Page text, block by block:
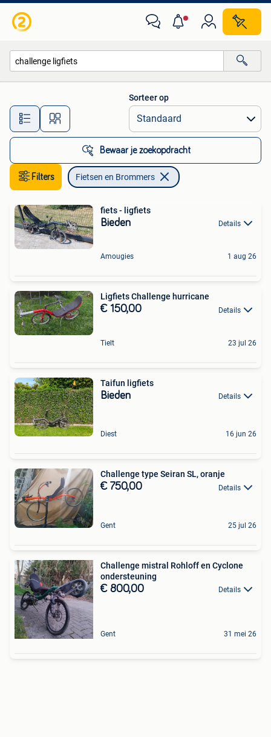
Alle afstanden…
Sorteer op
Bewaar je zoekopdracht
Filters Fietsen en Brommers
fiets - ligfiets
Bieden Details
Amougies 1 aug 26
Ligfiets Challenge hurricane
€ 150,00 Details
Tielt 23 jul 26
Taifun ligfiets
Bieden Details
Diest 16 jun 26
Challenge type Seiran SL, oranje
€ 750,00 Details
Gent 25 jul 26
Challenge mistral Rohloff en Cyclone
ondersteuning
€ 800,00 Details
Gent 31 mei 26